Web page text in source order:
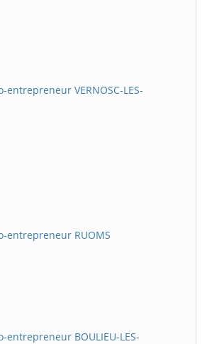
entrepreneur VERNOSC-LES-
entrepreneur RUOMS
entrepreneur BOULIEU-LES-